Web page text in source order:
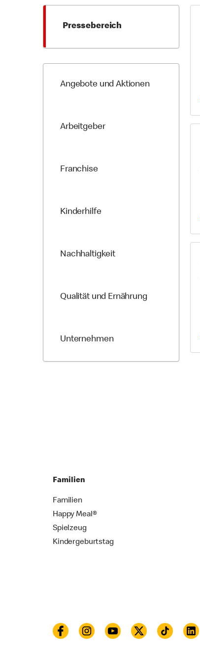
Pressebereich
Angebote und Aktionen
Arbeitgeber
Franchise
Kinderhilfe
Nachhaltigkeit
Qualität und Ernährung
Unternehmen
Familien
Familien
Happy Meal®
Spielzeug
Kindergeburtstag